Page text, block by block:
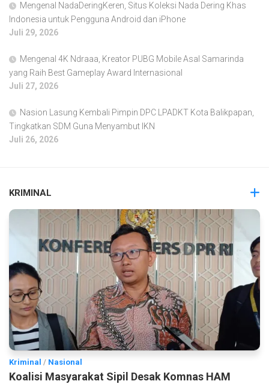
Mengenal NadaDeringKeren, Situs Koleksi Nada Dering Khas
Indonesia untuk Pengguna Android dan iPhone
Juli 29, 2026
Mengenal 4K Ndraaa, Kreator PUBG Mobile Asal Samarinda
yang Raih Best Gameplay Award Internasional
Juli 27, 2026
Nasion Lasung Kembali Pimpin DPC LPADKT Kota Balikpapan,
Tingkatkan SDM Guna Menyambut IKN
Juli 26, 2026
KRIMINAL
Kriminal / Nasional
Koalisi Masyarakat Sipil Desak Komnas HAM